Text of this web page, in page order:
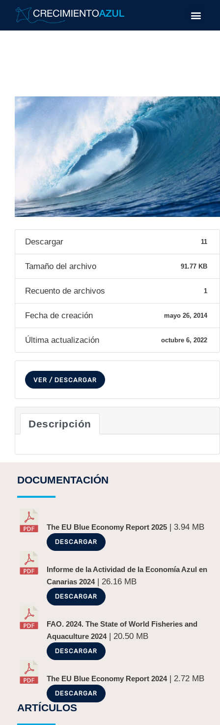
Descargar 11
Tamaño del archivo 91.77 KB
Recuento de archivos 1
Fecha de creación mayo 26, 2014
Última actualización octubre 6, 2022
VER / DESCARGAR
Descripción
DOCUMENTACIÓN
The EU Blue Economy Report 2025 | 3.94 MB
DESCARGAR
Informe de la Actividad de la Economía Azul en
Canarias 2024| 26.16 MB
DESCARGAR
FAO. 2024. The State of World Fisheries and
Aquaculture 2024| 20.50 MB
DESCARGAR
The EU Blue Economy Report 2024| 2.72 MB
DESCARGAR
ARTÍCULOS